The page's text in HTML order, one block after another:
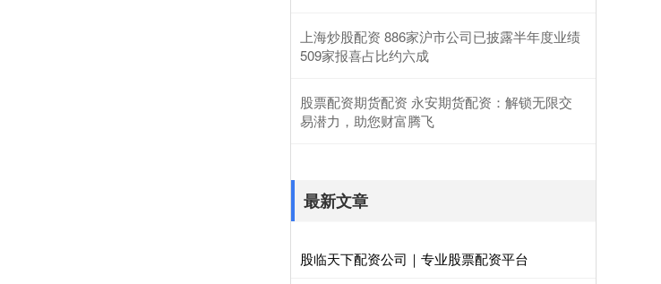
上海炒股配资 886家沪市公司已披露半年度业绩
509家报喜占比约六成
股票配资期货配资 永安期货配资：解锁无限交
易潜力，助您财富腾飞
最新文章
股临天下配资公司｜专业股票配资平台